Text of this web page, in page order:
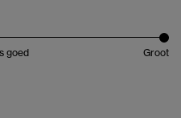
goed Groot